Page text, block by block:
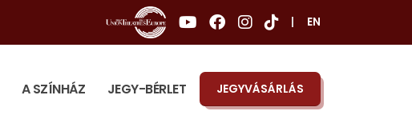
EN
A SZÍNHÁZ JEGY-BÉRLET JEGYVÁSÁRLÁS